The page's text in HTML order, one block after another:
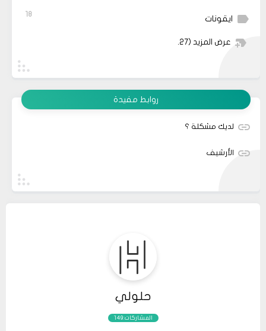
ايقونات 18
عرض المزيد (27)
روابط مفيدة
لديك مشكلة ؟
الأرشيف
حلولي
المشاركات:149